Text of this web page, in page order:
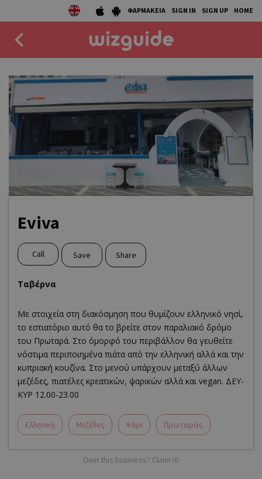
ΦΑΡΜΑΚΕΙΑ SIGN IN SIGN UP HOME
DRINK
50 BEST
AGENDA
Eviva
Call Save Share
Ταβέρνα
Με στοιχεία στη διακόσμηση που θυμίζουν ελληνικό νησί,
το εστιατόριο αυτό θα το βρείτε στον παραλιακό δρόμο
του Πρωταρά. Στο όμορφό του περιβάλλον θα γευθείτε
νόστιμα περιποιημένα πιάτα από την ελληνική αλλά και την
κυπριακή κουζίνα. Στο μενού υπάρχουν μεταξύ άλλων
μεζέδες, πιατέλες κρεατικών, ψαρικών αλλά και vegan. ΔΕΥ-
ΚΥΡ 12.00-23.00
Ελληνική Μεζέδες Ψάρι Πρωταράς
Own this business? Claim it!